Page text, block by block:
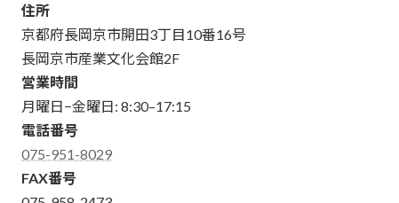
住所
京都府長岡京市開田3丁目10番16号
長岡京市産業文化会館2F
営業時間
月曜日−金曜日: 8:30–17:15
電話番号
075-951-8029
FAX番号